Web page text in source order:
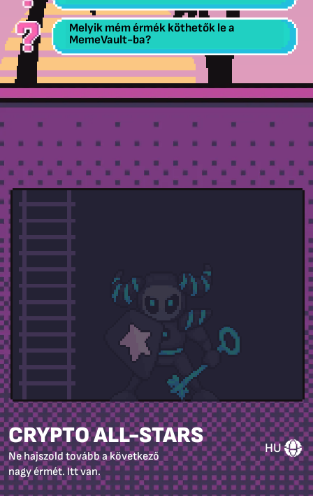
Melyik mém érmék köthetők le a
MemeVault-ba?
CRYPTO ALL-STARS
Ne hajszold tovább a következő
nagy érmét. Itt van.
HU